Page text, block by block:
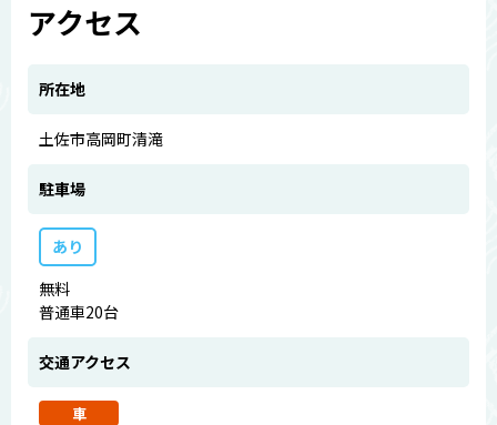
アクセス
所在地
土佐市高岡町清滝
駐車場
あり
無料
普通車20台
交通アクセス
車